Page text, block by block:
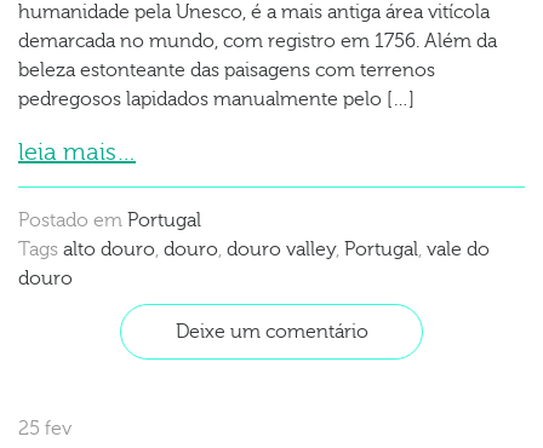
humanidade pela Unesco, é a mais antiga área vitícola
demarcada no mundo, com registro em 1756. Além da
beleza estonteante das paisagens com terrenos
pedregosos lapidados manualmente pelo […]
leia mais…
Postado em Portugal
Tags alto douro, douro, douro valley, Portugal, vale do
douro
Deixe um comentário
25 fev